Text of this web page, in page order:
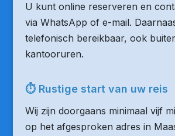
U kunt online reserveren en
via WhatsApp of e-mail.
telefonisch bereikbaar, ook
kantooruren.
⏱ Rustige start van uw reis
Wij zijn doorgaans minimaal vijf
op het afgesproken adres in